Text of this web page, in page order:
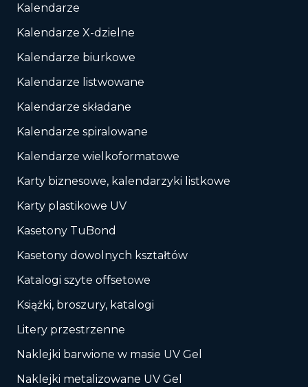
Kalendarze
Kalendarze X-dzielne
Kalendarze biurkowe
Kalendarze listwowane
Kalendarze składane
Kalendarze spiralowane
Kalendarze wielkoformatowe
Karty biznesowe, kalendarzyki listkowe
Karty plastikowe UV
Kasetony TuBond
Kasetony dowolnych kształtów
Katalogi szyte offsetowe
Książki, broszury, katalogi
Litery przestrzenne
Naklejki barwione w masie UV Gel
Naklejki metalizowane UV Gel